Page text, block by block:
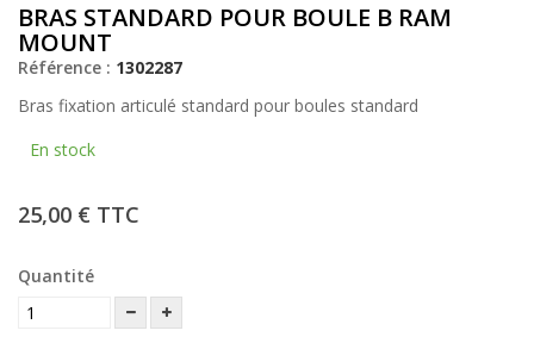
BRAS STANDARD POUR BOULE B RAM
MOUNT
Référence : 1302287
Bras fixation articulé standard pour boules standard
En stock
25,00 € TTC
Quantité